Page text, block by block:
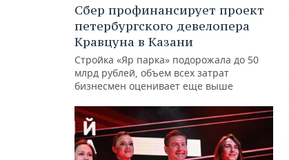
Сбер профинансирует проект
петербургского девелопера
Кравцуна в Казани
Стройка «Яр парка» подорожала до 50
млрд рублей, объем всех затрат
бизнесмен оценивает еще выше